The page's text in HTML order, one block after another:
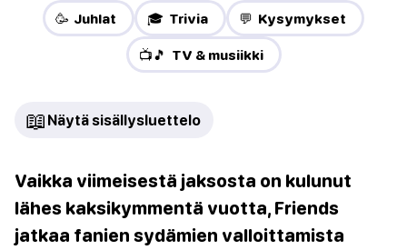
🥳 Juhlat 🎓 Trivia 💬 Kysymykset
📺🎵 TV & musiikki
📖 Näytä sisällysluettelo
Vaikka viimeisestä jaksosta on kulunut
lähes kaksikymmentä vuotta, Friends
jatkaa fanien sydämien valloittamista